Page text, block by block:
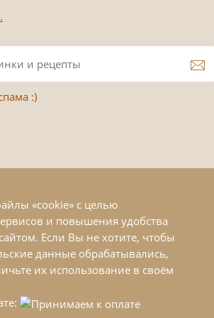
:)
«cookie» с целью
и повышения удобства
Если Вы не хотите, чтобы
данные обрабатывались,
их использование в своём